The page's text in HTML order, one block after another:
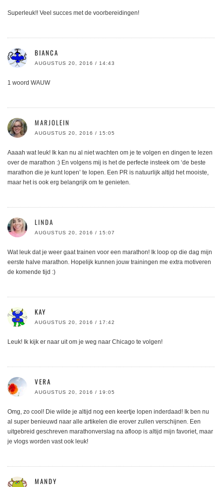
Superleuk!! Veel succes met de voorbereidingen!
BIANCA
AUGUSTUS 20, 2016 / 14:43
1 woord WAUW
MARJOLEIN
AUGUSTUS 20, 2016 / 15:05
Aaaah wat leuk! Ik kan nu al niet wachten om je te volgen en dingen te lezen
over de marathon :) En volgens mij is het de perfecte insteek om ‘de beste
marathon die je kunt lopen’ te lopen. Een PR is natuurlijk altijd het mooiste,
maar het is ook erg belangrijk om te genieten.
LINDA
AUGUSTUS 20, 2016 / 15:07
Wat leuk dat je weer gaat trainen voor een marathon! Ik loop op die dag mijn
eerste halve marathon. Hopelijk kunnen jouw trainingen me extra motiveren
de komende tijd :)
KAY
AUGUSTUS 20, 2016 / 17:42
Leuk! Ik kijk er naar uit om je weg naar Chicago te volgen!
VERA
AUGUSTUS 20, 2016 / 19:05
Omg, zo cool! Die wilde je altijd nog een keertje lopen inderdaad! Ik ben nu
al super benieuwd naar alle artikelen die erover zullen verschijnen. Een
uitgebreid geschreven marathonverslag na afloop is altijd mijn favoriet, maar
je vlogs worden vast ook leuk!
MANDY